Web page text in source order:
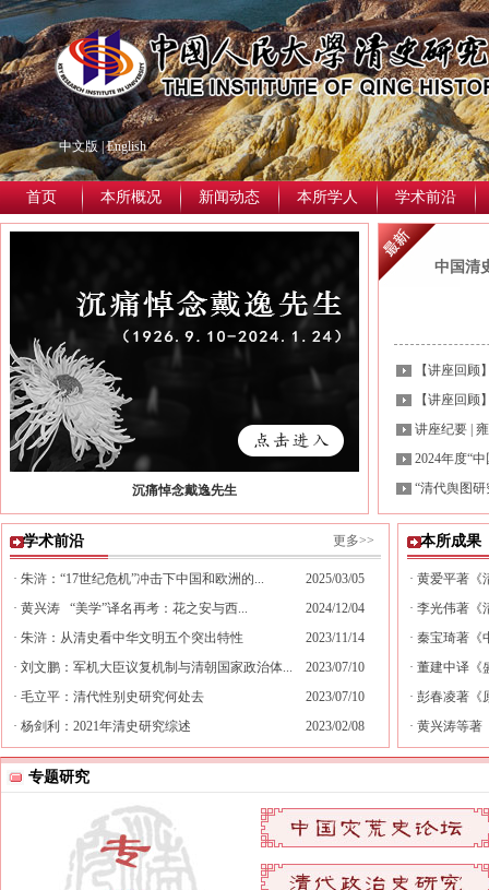
中文版|English
首页 本所概况 新闻动态 本所学人 学术前沿
沉痛悼念戴逸先生
中国清
【讲座回顾
【讲座回顾
讲座纪要 |
2024年度“
“清代舆图
学术前沿 更多>>
· 朱浒：“17世纪危机”冲击下中国和欧洲的...
2025/03/05
· 黄兴涛 “美学”译名再考：花之安与西...
2024/12/04
· 朱浒：从清史看中华文明五个突出特性
2023/11/14
· 刘文鹏：军机大臣议复机制与清朝国家政治体...
2023/07/10
· 毛立平：清代性别史研究何处去
2023/07/10
· 杨剑利：2021年清史研究综述
2023/02/08
本所成果
· 黄爱平著《
· 李光伟著
· 秦宝琦著
· 董建中译
· 彭春凌著
· 黄兴涛等
专题研究